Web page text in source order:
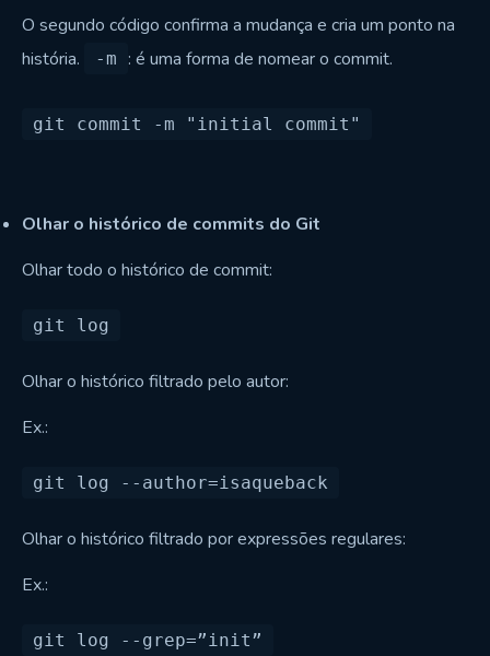
O segundo código confirma a mudança e cria um ponto na
história.
-m : é uma forma de nomear o commit.
Olhar o histórico de commits do Git
Olhar todo o histórico de commit:
Olhar o histórico filtrado pelo autor:
Ex.:
Olhar o histórico filtrado por expressões regulares:
Ex.: